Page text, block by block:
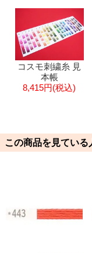
コスモ刺繍糸 見
本帳
8,415円(税込)
この商品を見てい